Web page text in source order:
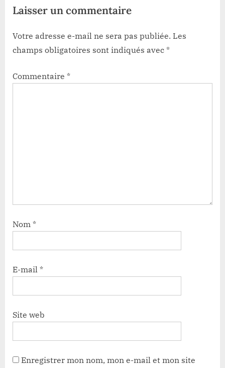
:
Laisser un commentaire
Votre adresse e-mail ne sera pas publiée. Les
champs obligatoires sont indiqués avec *
Commentaire *
Nom *
E-mail *
Site web
Enregistrer mon nom, mon e-mail et mon site